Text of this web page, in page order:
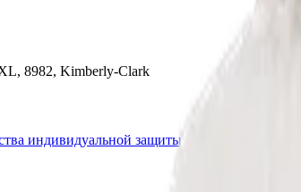
8982, Kimberly-Clark
индивидуальной защиты